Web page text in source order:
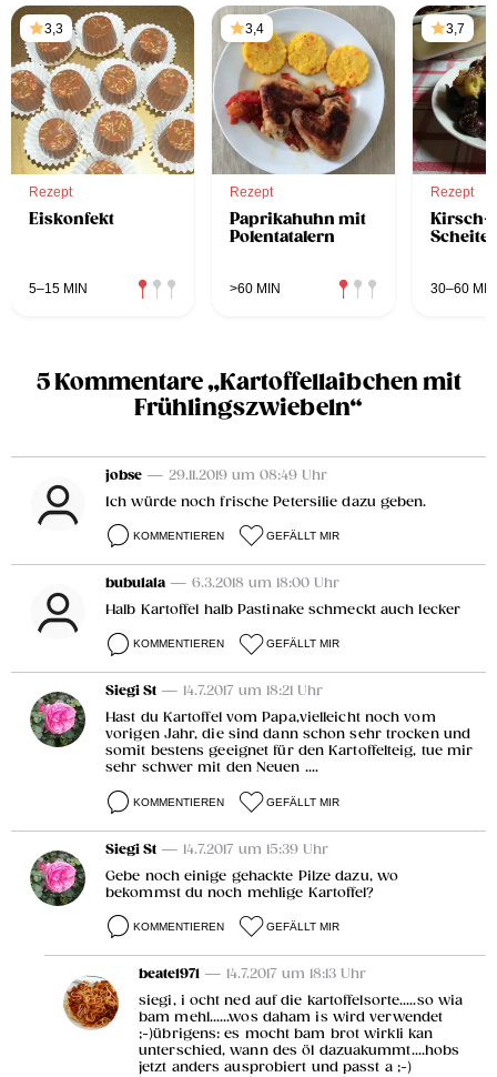
3,3
Rezept
Eiskonfekt
5–15 MIN
3,4
Rezept
Paprikahuhn mit
Polentatalern
>60 MIN
3,7
Rezept
Kirsch-
30–60 MIN
5 Kommentare „Kartoffellaibchen mit
Frühlingszwiebeln“
jobse — 29.11.2019 um 08:49 Uhr
Ich würde noch frische Petersilie dazu geben.
KOMMENTIEREN GEFÄLLT MIR
bubulala — 6.3.2018 um 18:00 Uhr
Halb Kartoffel halb Pastinake schmeckt auch lecker
KOMMENTIEREN GEFÄLLT MIR
Siegi St — 14.7.2017 um 18:21 Uhr
Hast du Kartoffel vom Papa,vielleicht noch vom
vorigen Jahr, die sind dann schon sehr trocken und
somit bestens geeignet für den Kartoffelteig, tue mir
sehr schwer mit den Neuen ....
KOMMENTIEREN GEFÄLLT MIR
Siegi St — 14.7.2017 um 15:39 Uhr
Gebe noch einige gehackte Pilze dazu, wo
bekommst du noch mehlige Kartoffel?
KOMMENTIEREN GEFÄLLT MIR
beate1971 — 14.7.2017 um 18:13 Uhr
siegi, i ocht ned auf die kartoffelsorte.....so wia
bam mehl......wos daham is wird verwendet
;-)übrigens: es mocht bam brot wirkli kan
unterschied, wann des öl dazuakummt....hobs
jetzt anders ausprobiert und passt a ;-)